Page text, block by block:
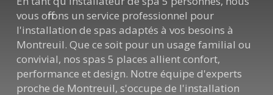
vous offrons un service professionnel pour
l'installation de spas adaptés à vos besoins à
Montreuil. Que ce soit pour un usage familial ou
convivial, nos spas 5 places allient confort,
performance et design. Notre équipe d'experts
proche de Montreuil, s'occupe de l'installation